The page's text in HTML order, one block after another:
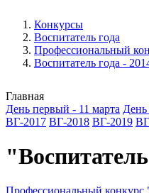
Конкурсы
Воспитатель года
Профессиональный
Воспитатель года -
Главная
День первый - 11 марта День
ВГ-2017 ВГ-2018 ВГ-2019